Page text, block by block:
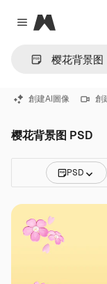
Close menu
Magnific
創建AI圖像 創
樱花背景图 PSD
PSD